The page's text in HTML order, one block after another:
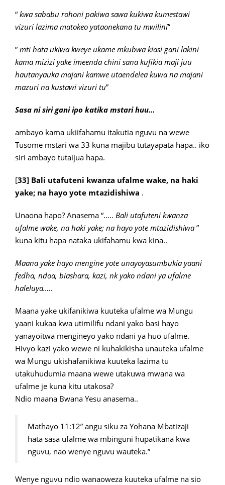
“ kwa sababu rohoni pakiwa sawa kukiwa kumestawi
vizuri lazima matokeo yataonekana tu mwilini”
” mti hata ukiwa kweye ukame mkubwa kiasi gani lakini
kama mizizi yake imeenda chini sana kufikia maji juu
hautanyauka majani kamwe utaendelea kuwa na majani
mazuri na kustawi vizuri tu”
Sasa ni siri gani ipo katika mstari huu…
ambayo kama ukiifahamu itakutia nguvu na wewe
Tusome mstari wa 33 kuna majibu tutayapata hapa.. iko
siri ambayo tutaijua hapa.
[33] Bali utafuteni kwanza ufalme wake, na haki
yake; na hayo yote mtazidishiwa .
Unaona hapo? Anasema “….. Bali utafuteni kwanza
ufalme wake, na haki yake; na hayo yote mtazidishiwa”
kuna kitu hapa nataka ukifahamu kwa kina..
Maana yake hayo mengine yote unayoyasumbukia yaani
fedha, ndoa, biashara, kazi, nk yako ndani ya ufalme
haleluya…..
Maana yake ukifanikiwa kuuteka ufalme wa Mungu
yaani kukaa kwa utimilifu ndani yako basi hayo
yanayoitwa mengineyo yako ndani ya huo ufalme.
Hivyo kazi yako wewe ni kuhakikisha unauteka ufalme
wa Mungu ukishafanikiwa kuuteka lazima tu
utakuhudumia maana wewe utakuwa mwana wa
ufalme je kuna kitu utakosa?
Ndio maana Bwana Yesu anasema..
Mathayo 11:12” angu siku za Yohana Mbatizaji
hata sasa ufalme wa mbinguni hupatikana kwa
nguvu, nao wenye nguvu wauteka.”
Wenye nguvu ndio wanaoweza kuuteka ufalme na sio